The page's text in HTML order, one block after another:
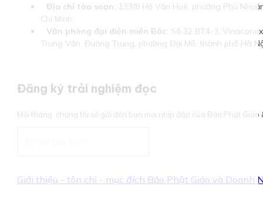
Địa chỉ tòa soạn: 133/8 Hồ Văn Huê, phường Phú
Chí Minh
Văn phòng đại diện miền Bắc: Số 32 BT4-3,
Trung Văn, Đường Trung, phường Đại Mỗ, thành phố Hà
Đăng ký trải nghiệm đọc
Mỗi tháng, chúng tôi sẽ gửi đến bạn mọi nhịp đập của Báo Phật Giáo
Giới thiệu - tôn chỉ - mục đích Báo Phật Giáo và Doanh